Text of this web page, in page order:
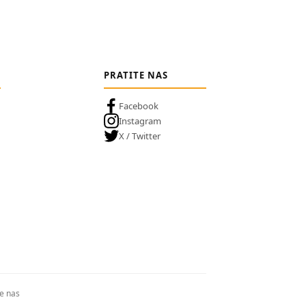
PRATITE NAS
Facebook
Instagram
X / Twitter
nas